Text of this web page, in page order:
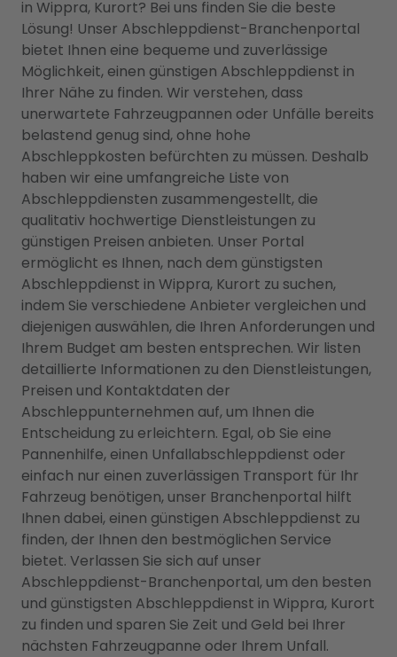
in Wippra, Kurort? Bei uns finden Sie die beste
Lösung! Unser Abschleppdienst-Branchenportal
bietet Ihnen eine bequeme und zuverlässige
Möglichkeit, einen günstigen Abschleppdienst in
Ihrer Nähe zu finden. Wir verstehen, dass
unerwartete Fahrzeugpannen oder Unfälle bereits
belastend genug sind, ohne hohe
Abschleppkosten befürchten zu müssen. Deshalb
haben wir eine umfangreiche Liste von
Abschleppdiensten zusammengestellt, die
qualitativ hochwertige Dienstleistungen zu
günstigen Preisen anbieten. Unser Portal
ermöglicht es Ihnen, nach dem günstigsten
Abschleppdienst in Wippra, Kurort zu suchen,
indem Sie verschiedene Anbieter vergleichen und
diejenigen auswählen, die Ihren Anforderungen und
Ihrem Budget am besten entsprechen. Wir listen
detaillierte Informationen zu den Dienstleistungen,
Preisen und Kontaktdaten der
Abschleppunternehmen auf, um Ihnen die
Entscheidung zu erleichtern. Egal, ob Sie eine
Pannenhilfe, einen Unfallabschleppdienst oder
einfach nur einen zuverlässigen Transport für Ihr
Fahrzeug benötigen, unser Branchenportal hilft
Ihnen dabei, einen günstigen Abschleppdienst zu
finden, der Ihnen den bestmöglichen Service
bietet. Verlassen Sie sich auf unser
Abschleppdienst-Branchenportal, um den besten
und günstigsten Abschleppdienst in Wippra, Kurort
zu finden und sparen Sie Zeit und Geld bei Ihrer
nächsten Fahrzeugpanne oder Ihrem Unfall.